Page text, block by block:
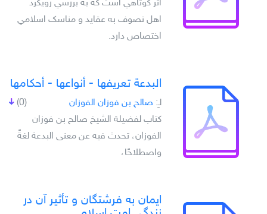
اثر کوتاهي است که به بررسي رويکرد
اهل تصوف به عقايد و مناسک اسلامي
اختصاص دارد.
البدعة تعريفها - أنواعها - أحكامها
(0) لـِ: صالح بن فوزان الفوزان
كتاب لفضيلة الشيخ صالح بن فوزان
الفوزان، تحدث فيه عن معنى البدعة لغةً
واصطلاحًا،
ايمان به فرشتگان و تأثير آن در